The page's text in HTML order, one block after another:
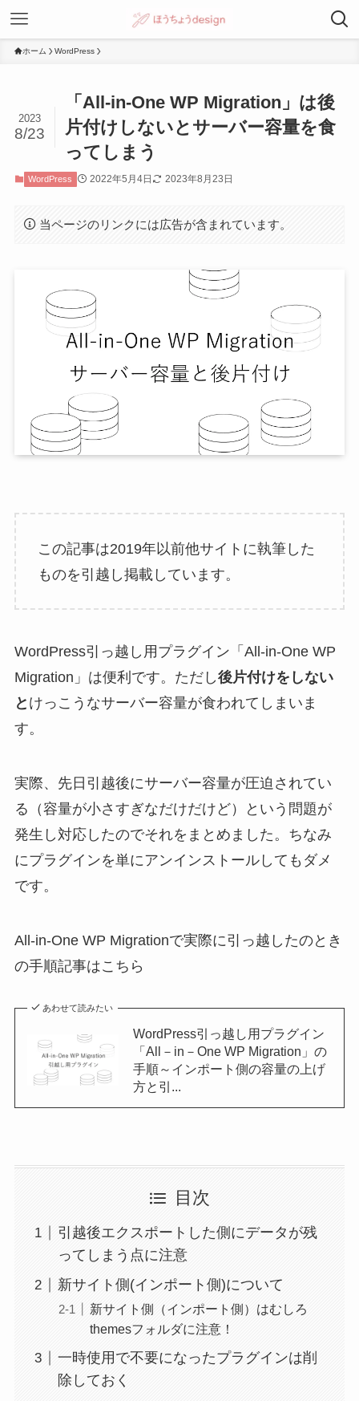
ホーム WordPress
「All-in-One WP Migration」は後
片付けしないとサーバー容量を食
ってしまう
2023
8/23
WordPress 2022年5月4日 2023年8月23日
当ページのリンクには広告が含まれています。
この記事は2019年以前他サイトに執筆した
ものを引越し掲載しています。
WordPress引っ越し用プラグイン「All-in-One WP
Migration」は便利です。ただし後片付けをしない
と けっこうなサーバー容量が食われてしまいま
す。
実際、先日引越後にサーバー容量が圧迫されてい
る（容量が小さすぎなだけだけど）という問題が
発生し対応したのでそれをまとめました。ちなみ
にプラグインを単にアンインストールしてもダメ
です。
All-in-One WP Migrationで実際に引っ越したのとき
の手順記事はこちら
あわせて読みたい
WordPress引っ越し用プラグイン
「All－in－One WP Migration」の
手順～インポート側の容量の上げ
方と引...
目次
引越後エクスポートした側にデータが残
ってしまう点に注意
新サイト側(インポート側)について
新サイト側（インポート側）はむしろ
themesフォルダに注意！
一時使用で不要になったプラグインは削
除しておく